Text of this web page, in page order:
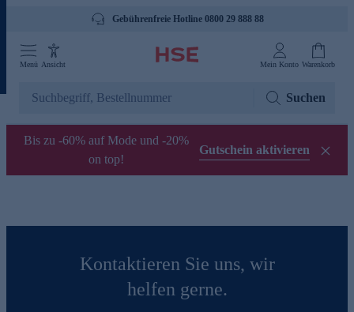
Gebührenfreie Hotline 0800 29 888 88
Menü Ansicht Mein Konto Warenkorb
Suchen
Bis zu -60% auf Mode und -20%
on top!
Gutschein aktivieren
Kontaktieren Sie uns, wir
helfen gerne.